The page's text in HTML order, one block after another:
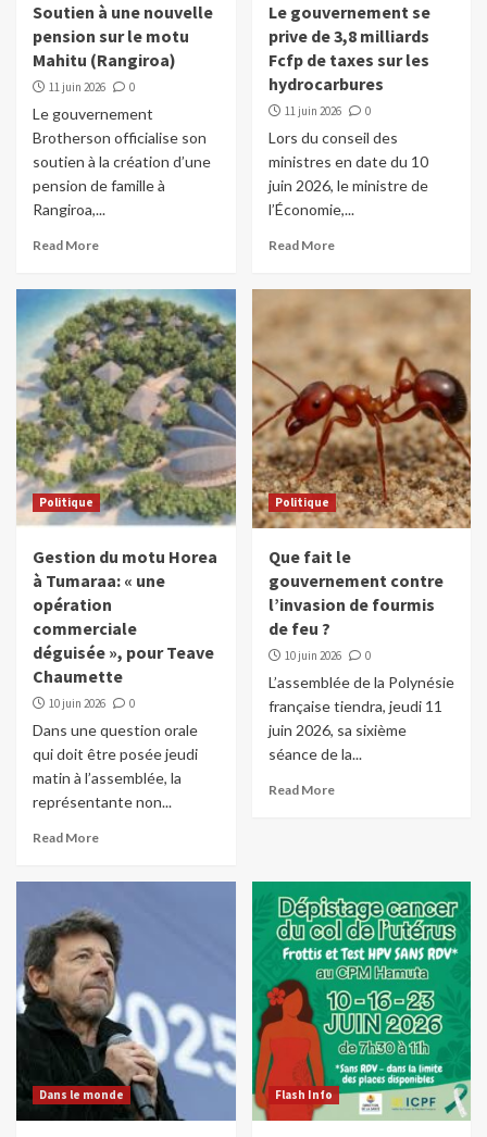
Soutien à une nouvelle
pension sur le motu
Mahitu (Rangiroa)
11 juin 2026 0
Le gouvernement
Brotherson officialise son
soutien à la création d’une
pension de famille à
Rangiroa,...
Read More
Le gouvernement se
prive de 3,8 milliards
Fcfp de taxes sur les
hydrocarbures
11 juin 2026 0
Lors du conseil des
ministres en date du 10
juin 2026, le ministre de
l’Économie,...
Read More
Politique
Gestion du motu Horea
à Tumaraa: « une
opération
commerciale
déguisée », pour Teave
Chaumette
10 juin 2026 0
Dans une question orale
qui doit être posée jeudi
matin à l’assemblée, la
représentante non...
Read More
Politique
Que fait le
gouvernement contre
l’invasion de fourmis
de feu ?
10 juin 2026 0
L’assemblée de la Polynésie
française tiendra, jeudi 11
juin 2026, sa sixième
séance de la...
Read More
Dans le monde Flash Info